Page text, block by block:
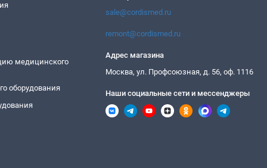
медицинского
оборудования
sale@cordismed.ru
remont@cordismed.ru
Адрес магазина
Москва, ул. Профсоюзная, д. 56, оф. 1116
Наши социальные сети и мессенджеры